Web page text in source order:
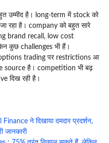
उम्मीद है। long-term में stock को
रहा है। company को बहुत सारे
brand recall, low cost
कुछ challenges भी हैं।
trading पर restrictions आ
source है। competition भी बढ़
दिख रही है।
ने दिखाया दमदार प्रदर्शन,
जानकारी